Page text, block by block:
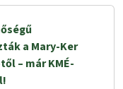
a Mary-Ker
– már KMÉ-